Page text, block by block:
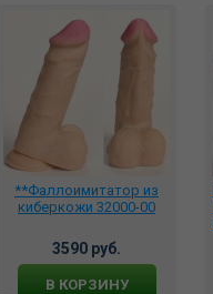
**Фаллоимитатор из
киберкожи 32000-00
3590 руб.
В КОРЗИНУ